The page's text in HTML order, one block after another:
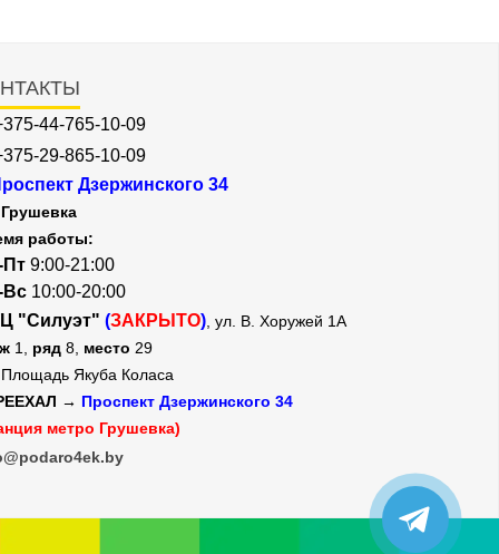
44-765-10-09
29-865-10-09
Дзержинского 34
Грушевка
работы:
Пт 9:00-21:00
Вс 10:00-20:00
"Силуэт" (ЗАКРЫТО) , ул. В. Хоружей 1А
1, ряд 8, место 29
Площадь Якуба Коласа
→ Проспект Дзержинского 34
метро Грушевка)